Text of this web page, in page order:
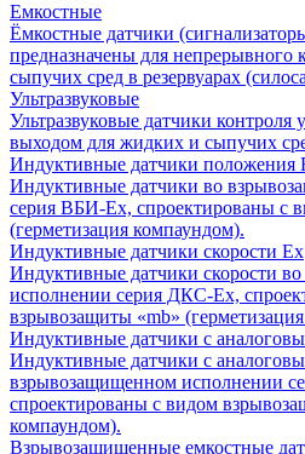
Емкостные
Ёмкостные датчики
предназначены для непрерывного
сыпучих сред в резервуарах
Ультразвуковые
Ультразвуковые датчики контроля
выходом для жидких и сыпучих
Индуктивные датчики положения
Индуктивные датчики во
серия ВБИ-Ех, спроектированы с
(герметизация компаундом).
Индуктивные датчики скорости Ех
Индуктивные датчики скорости
исполнении серия ДКС-Ех,
взрывозащиты «mb»
Индуктивные датчики с
Индуктивные датчики с
взрывозащищенном исполнении
спроектированы с видом
компаундом).
Взрывозащищенные емкостные